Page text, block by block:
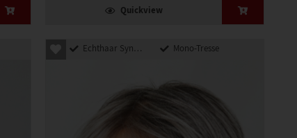
Quickview
Echthaar Synthetik Mix Mono-Tresse